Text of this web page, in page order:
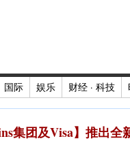
国际 娱乐 财经 · 科技
集团及Visa】推出